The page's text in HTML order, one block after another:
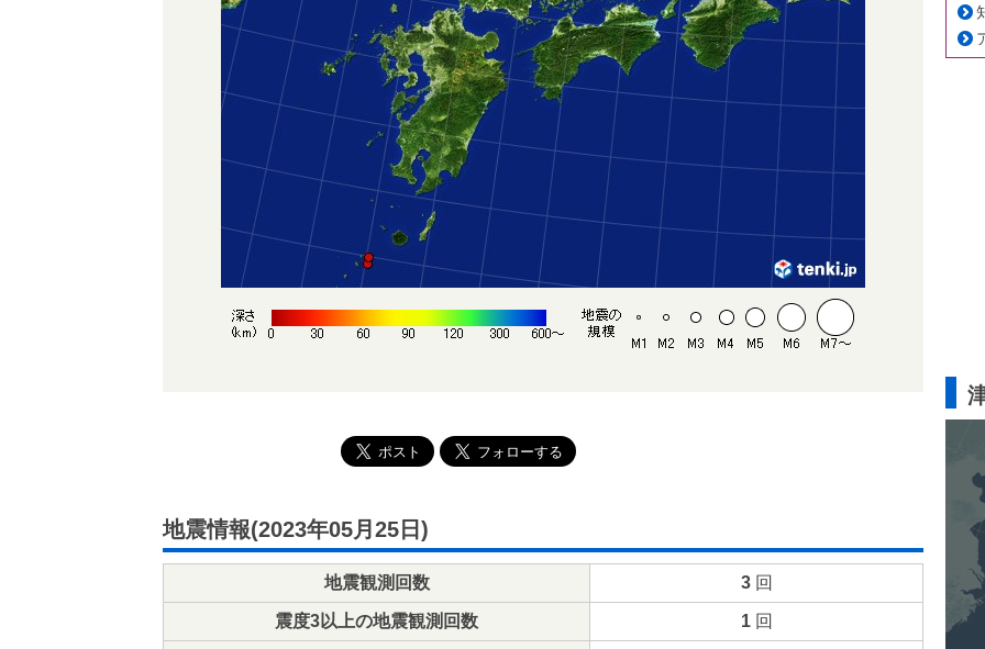
地震情報(2023年05月25日)
地震観測回数 3回
震度3以上の地震観測回数 1回